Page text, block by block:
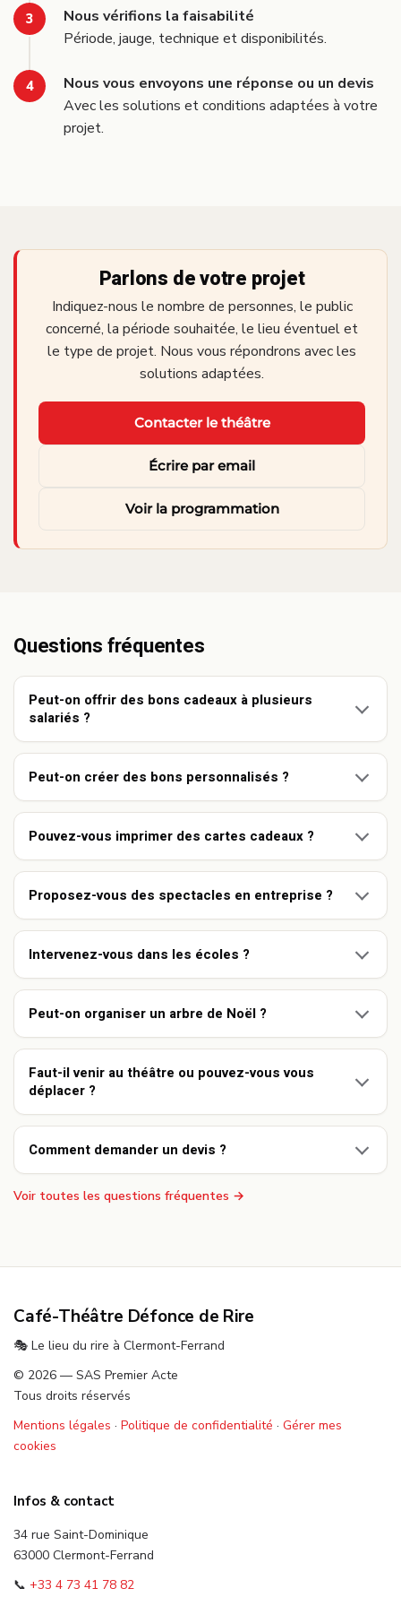
Nous vérifions la faisabilité
Période, jauge, technique et disponibilités.
Nous vous envoyons une réponse ou un devis
Avec les solutions et conditions adaptées à votre
projet.
Parlons de votre projet
Indiquez-nous le nombre de personnes, le public
concerné, la période souhaitée, le lieu éventuel et
le type de projet. Nous vous répondrons avec les
solutions adaptées.
Contacter le théâtre
Écrire par email
Voir la programmation
Questions fréquentes
Peut-on offrir des bons cadeaux à plusieurs
salariés ?
Peut-on créer des bons personnalisés ?
Pouvez-vous imprimer des cartes cadeaux ?
Proposez-vous des spectacles en entreprise ?
Intervenez-vous dans les écoles ?
Peut-on organiser un arbre de Noël ?
Faut-il venir au théâtre ou pouvez-vous vous
déplacer ?
Comment demander un devis ?
Voir toutes les questions fréquentes →
Café-Théâtre Défonce de Rire
🎭 Le lieu du rire à Clermont-Ferrand
© 2026 — SAS Premier Acte
Tous droits réservés
Mentions légales · Politique de confidentialité · Gérer mes
cookies
Infos & contact
34 rue Saint-Dominique
63000 Clermont-Ferrand
📞 +33 4 73 41 78 82